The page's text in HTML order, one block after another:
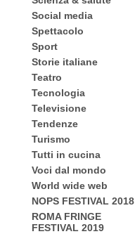
Social media
Spettacolo
Sport
Storie italiane
Teatro
Tecnologia
Televisione
Tendenze
Turismo
Tutti in cucina
Voci dal mondo
World wide web
NOPS FESTIVAL 2018
ROMA FRINGE
FESTIVAL 2019